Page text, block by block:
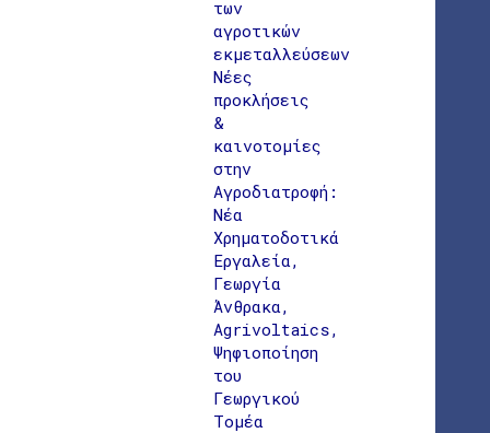
των
αγροτικών
εκμεταλλεύσεων
Νέες
προκλήσεις
&
καινοτομίες
στην
Αγροδιατροφή:
Νέα
Χρηματοδοτικά
Εργαλεία,
Γεωργία
Άνθρακα,
Agrivoltaics,
Ψηφιοποίηση
του
Γεωργικού
Τομέα